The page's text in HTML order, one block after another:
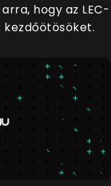
hogy az LEC-